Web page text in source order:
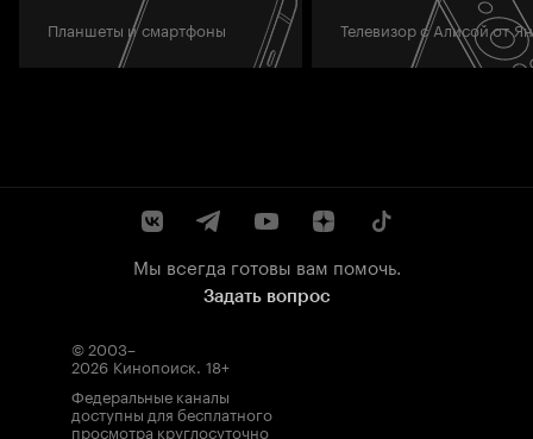
Планшеты и смартфоны Телевизор с Алисой от
Мы всегда готовы вам помочь.
Задать вопрос
© 2003–
2026 Кинопоиск. 18+
Федеральные каналы
доступны для бесплатного
просмотра круглосуточно